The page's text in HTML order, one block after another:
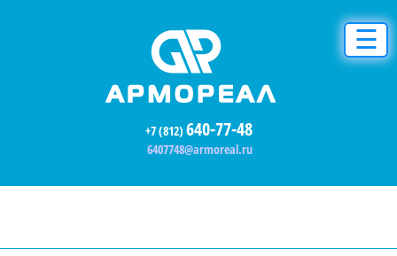
☰
+7 (812) 640-77-48
6407748@armoreal.ru